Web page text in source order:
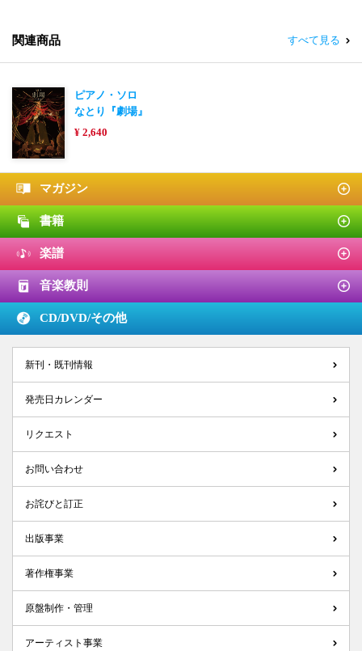
関連商品 すべて見る
ピアノ・ソロ
なとり『劇場』
¥ 2,640
マガジン
書籍
楽譜
音楽教則
CD/DVD/その他
新刊・既刊情報
発売日カレンダー
リクエスト
お問い合わせ
お詫びと訂正
出版事業
著作権事業
原盤制作・管理
アーティスト事業